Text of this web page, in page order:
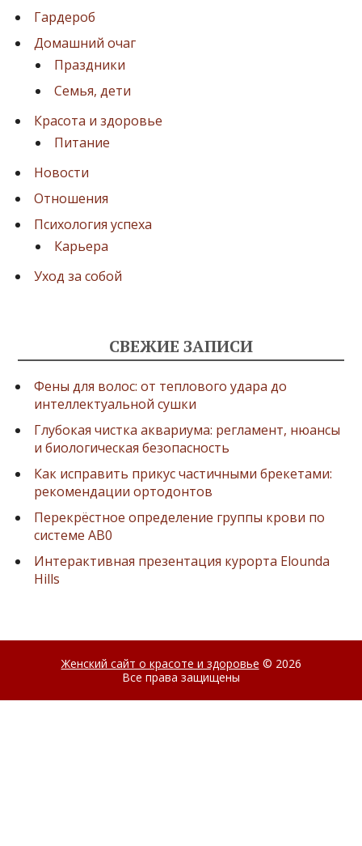
Гардероб
Домашний очаг
Праздники
Семья, дети
Красота и здоровье
Питание
Новости
Отношения
Психология успеха
Карьера
Уход за собой
СВЕЖИЕ ЗАПИСИ
Фены для волос: от теплового удара до
интеллектуальной сушки
Глубокая чистка аквариума: регламент, нюансы
и биологическая безопасность
Как исправить прикус частичными брекетами:
рекомендации ортодонтов
Перекрёстное определение группы крови по
системе AB0
Интерактивная презентация курорта Elounda
Hills
Женский сайт о красоте и здоровье © 2026
Все права защищены